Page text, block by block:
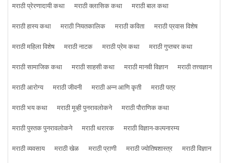
मराठी प्रेरणादायी कथा
मराठी क्लासिक कथा
मराठी बाल कथा
मराठी हास्य कथा
मराठी नियतकालिक मराठी कविता
मराठी प्रवास विशेष
मराठी महिला विशेष
मराठी नाटक मराठी प्रेम कथा
मराठी गुप्तचर कथा
मराठी सामाजिक कथा
मराठी साहसी कथा मराठी मानवी विज्ञान
मराठी तत्त्वज्ञान
मराठी आरोग्य
मराठी जीवनी मराठी अन्न आणि कृती
मराठी पत्र
मराठी भय कथा
मराठी मूव्ही पुनरावलोकने
मराठी पौराणिक कथा
मराठी पुस्तक पुनरावलोकने
मराठी थरारक
मराठी विज्ञान-कल्पनारम्य
मराठी व्यवसाय
मराठी खेळ मराठी प्राणी मराठी ज्योतिषशास्त्र
मराठी विज्ञान